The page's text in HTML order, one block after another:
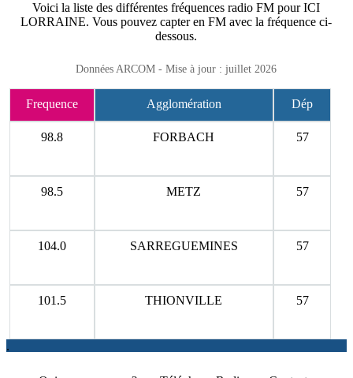
Voici la liste des différentes fréquences radio FM pour ICI
LORRAINE. Vous pouvez capter en FM avec la fréquence ci-
dessous.
Données ARCOM - Mise à jour : juillet 2026
Frequence Agglomération Dép
98.8 FORBACH 57
98.5 METZ 57
104.0 SARREGUEMINES 57
101.5 THIONVILLE 57
.